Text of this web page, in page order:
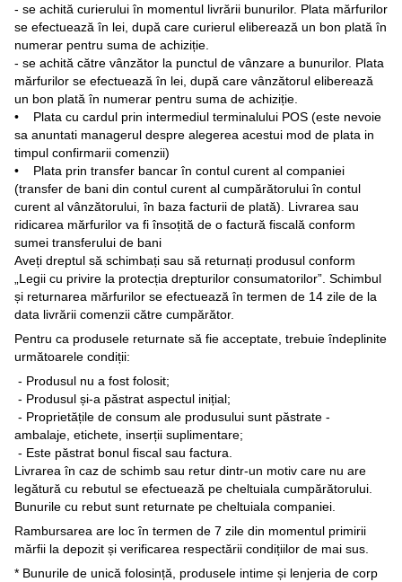
- se achită curierului în momentul livrării bunurilor. Plata mărfurilor
se efectuează în lei, după care curierul eliberează un bon plată în
numerar pentru suma de achiziție.
- se achită către vânzător la punctul de vânzare a bunurilor. Plata
mărfurilor se efectuează în lei, după care vânzătorul eliberează
un bon plată în numerar pentru suma de achiziție.
• Plata cu cardul prin intermediul terminalului POS (este nevoie
sa anuntati managerul despre alegerea acestui mod de plata in
timpul confirmarii comenzii)
• Plata prin transfer bancar în contul curent al companiei
(transfer de bani din contul curent al cumpărătorului în contul
curent al vânzătorului, în baza facturii de plată). Livrarea sau
ridicarea mărfurilor va fi însoțită de o factură fiscală conform
sumei transferului de bani
Aveți dreptul să schimbați sau să returnați produsul conform
„Legii cu privire la protecția drepturilor consumatorilor”. Schimbul
și returnarea mărfurilor se efectuează în termen de 14 zile de la
data livrării comenzii către cumpărător.
Pentru ca produsele returnate să fie acceptate, trebuie îndeplinite
următoarele condiții:
- Produsul nu a fost folosit;
- Produsul și-a păstrat aspectul inițial;
- Proprietățile de consum ale produsului sunt păstrate -
ambalaje, etichete, inserții suplimentare;
- Este păstrat bonul fiscal sau factura.
Livrarea în caz de schimb sau retur dintr-un motiv care nu are
legătură cu rebutul se efectuează pe cheltuiala cumpărătorului.
Bunurile cu rebut sunt returnate pe cheltuiala companiei.
Rambursarea are loc în termen de 7 zile din momentul primirii
mărfii la depozit și verificarea respectării condițiilor de mai sus.
* Bunurile de unică folosință, produsele intime și lenjeria de corp